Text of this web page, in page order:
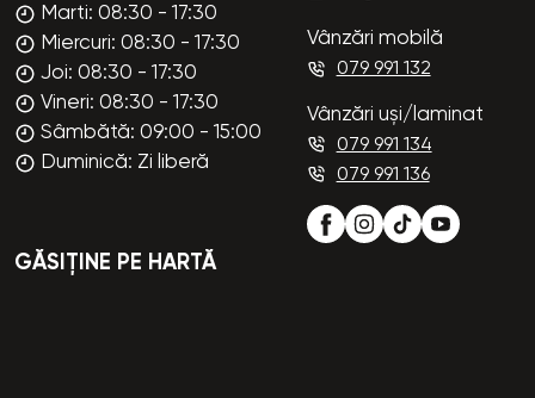
Marti: 08:30 - 17:30
Miercuri: 08:30 - 17:30
Joi: 08:30 - 17:30
Vineri: 08:30 - 17:30
Sâmbătă: 09:00 - 15:00
Duminică: Zi liberă
Vânzări mobilă
079 991 132
Vânzări uși/laminat
079 991 134
079 991 136
GĂSIȚINE PE HARTĂ